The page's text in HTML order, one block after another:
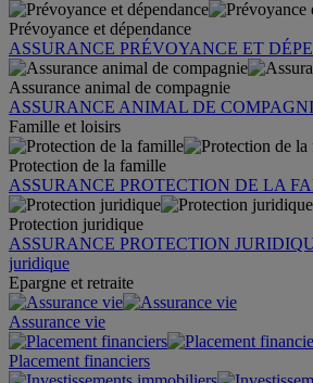
Prévoyance et dépendance
ASSURANCE PRÉVOYANCE ET
Assurance animal de compagnie
ASSURANCE ANIMAL DE
Famille et loisirs
Protection de la famille
ASSURANCE PROTECTION DE LA
Protection juridique
ASSURANCE PROTECTION
juridique
Epargne et retraite
Assurance vie
Placement financiers